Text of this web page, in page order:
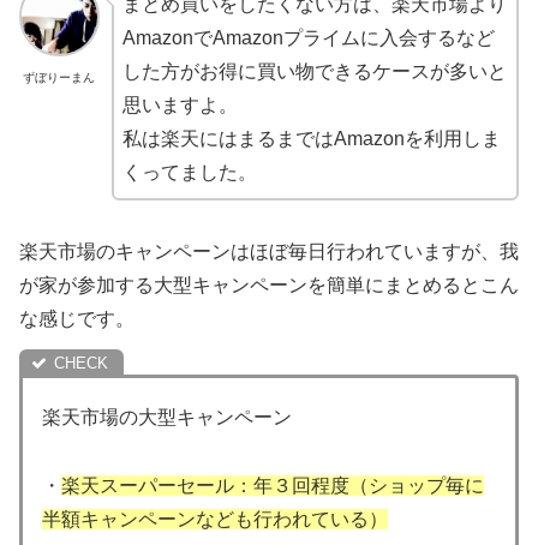
ずぼりーまん
AmazonでAmazonプライムに入会するなど
した方がお得に買い物できるケースが多いと
思いますよ。
私は楽天にはまるまではAmazonを利用しま
くってました。
楽天市場のキャンペーンはほぼ毎日行われていますが、我
が家が参加する大型キャンペーンを簡単にまとめるとこん
な感じです。
楽天市場の大型キャンペーン
・ 楽天スーパーセール：年３回程度（ショップ毎に
半額キャンペーンなども行われている）